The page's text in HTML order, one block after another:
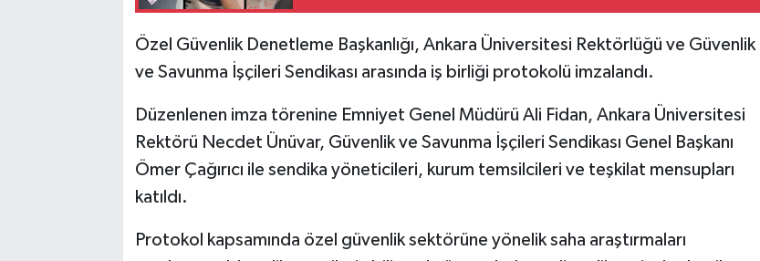
Özel Güvenlik Denetleme Başkanlığı, Ankara Üniversitesi Rektörlüğü ve Güvenlik
ve Savunma İşçileri Sendikası arasında iş birliği protokolü imzalandı.
Düzenlenen imza törenine Emniyet Genel Müdürü Ali Fidan, Ankara Üniversitesi
Rektörü Necdet Ünüvar, Güvenlik ve Savunma İşçileri Sendikası Genel Başkanı
Ömer Çağırıcı ile sendika yöneticileri, kurum temsilcileri ve teşkilat mensupları
katıldı.
Protokol kapsamında özel güvenlik sektörüne yönelik saha araştırmaları